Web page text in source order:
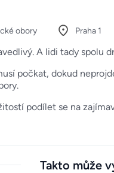
obory Praha 1
A lidi tady spolu
počkat, dokud
podílet se na
Takto může